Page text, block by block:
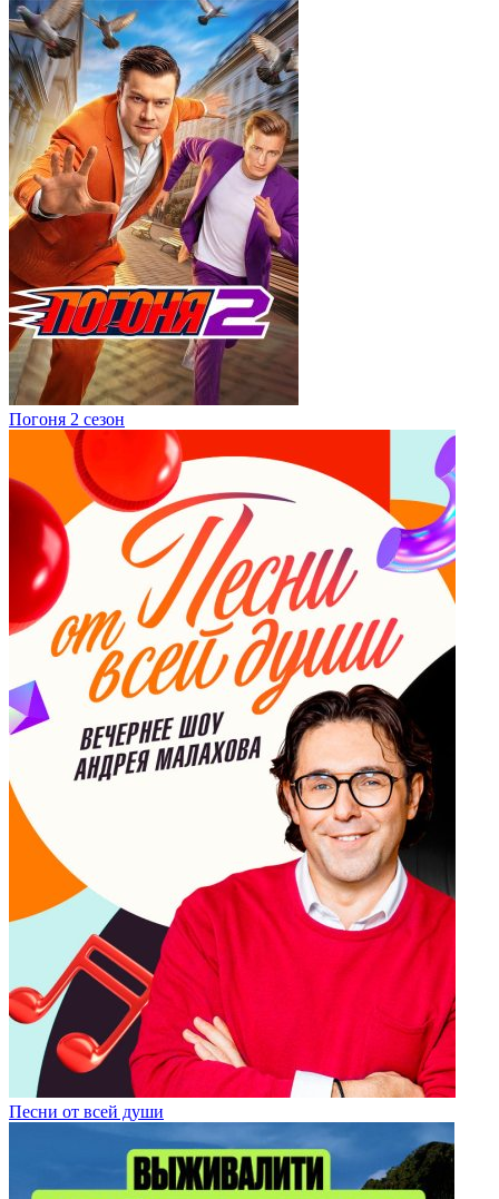
Погоня 2 сезон
Песни от всей души